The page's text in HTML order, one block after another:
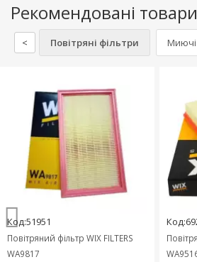
Рекомендовані товари
< Повітряні фільтри Миючі
Код:51951
Повітряний фільтр WIX FILTERS
WA9817